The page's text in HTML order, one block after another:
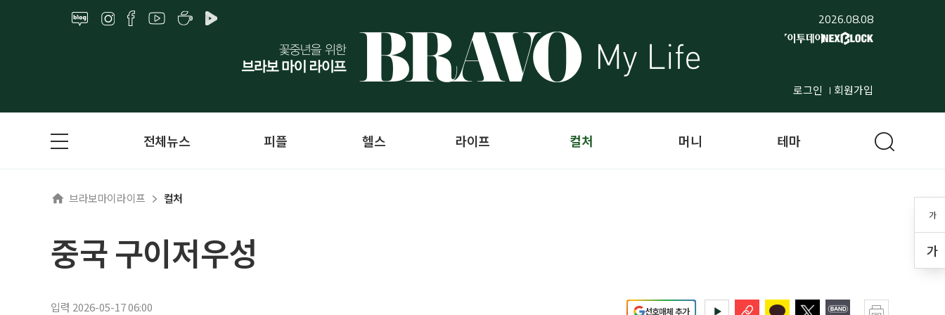
2026.08.08
로그인 회원가입
가
가
전체뉴스 피플 헬스 라이프 컬처 머니 테마
브라보마이라이프 컬처
중국 구이저우성
입력 2026-05-17 06:00 선호매체 추가